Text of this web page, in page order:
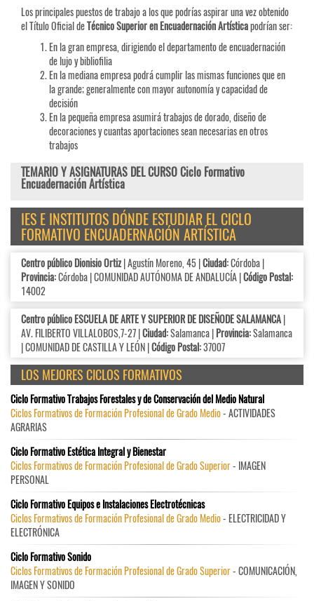
Los principales puestos de trabajo a los que podrías aspirar una vez obtenido
el Título Oficial deTécnico Superior en Encuadernación Artísticapodrían ser:
En la gran empresa, dirigiendo el departamento de encuadernación
de lujo y bibliofilia
En la mediana empresa podrá cumplir las mismas funciones que en
la grande; generalmente con mayor autonomía y capacidad de
decisión
En la pequeña empresa asumirá trabajos de dorado, diseño de
decoraciones y cuantas aportaciones sean necesarias en otros
trabajos
TEMARIO Y ASIGNATURAS DEL CURSO Ciclo Formativo
Encuadernación Artística
IES E INSTITUTOS DÓNDE ESTUDIAR EL CICLO
FORMATIVO ENCUADERNACIÓN ARTÍSTICA
Centro público Dionisio Ortiz| Agustín Moreno, 45 |Ciudad:Córdoba |
Provincia:Córdoba | COMUNIDAD AUTÓNOMA DE ANDALUCÍA |Código Postal:
14002
Centro público ESCUELA DE ARTE Y SUPERIOR DE DISEÑODE SALAMANCA|
AV. FILIBERTO VILLALOBOS,7-27 |Ciudad:Salamanca |Provincia:Salamanca
| COMUNIDAD DE CASTILLA Y LEÓN |Código Postal:37007
LOS MEJORES CICLOS FORMATIVOS
Ciclo Formativo Trabajos Forestales y de Conservación del Medio Natural
Ciclos Formativos de Formación Profesional de Grado Medio- ACTIVIDADES
AGRARIAS
Ciclo Formativo Estética Integral y Bienestar
Ciclos Formativos de Formación Profesional de Grado Superior- IMAGEN
PERSONAL
Ciclo Formativo Equipos e Instalaciones Electrotécnicas
Ciclos Formativos de Formación Profesional de Grado Medio- ELECTRICIDAD Y
ELECTRÓNICA
Ciclo Formativo Sonido
Ciclos Formativos de Formación Profesional de Grado Superior- COMUNICACIÓN,
IMAGEN Y SONIDO